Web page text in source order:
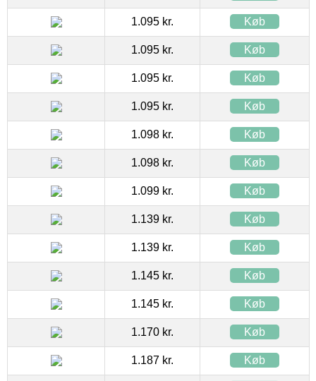
1.095 kr. Køb
1.095 kr. Køb
1.095 kr. Køb
1.095 kr. Køb
1.098 kr. Køb
1.098 kr. Køb
1.099 kr. Køb
1.139 kr. Køb
1.139 kr. Køb
1.145 kr. Køb
1.145 kr. Køb
1.170 kr. Køb
1.187 kr. Køb